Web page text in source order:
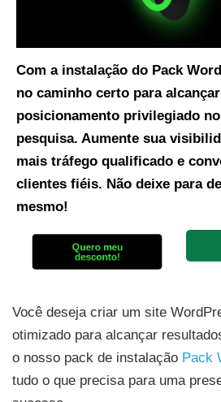
Com a instalação do Pack
no caminho certo para
posicionamento privilegiado
pesquisa. Aumente sua
mais tráfego qualificado e
clientes fiéis. Não deixe para
mesmo!
Quero meu
desconto!
Você deseja criar um site
otimizado para alcançar
o nosso pack de instalação Pack
tudo o que precisa para uma